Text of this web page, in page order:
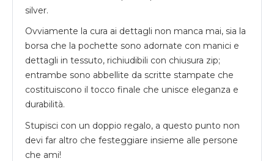
silver.
Ovviamente la cura ai dettagli non manca mai, sia la
borsa che la pochette sono adornate con manici e
dettagli in tessuto, richiudibili con chiusura zip;
entrambe sono abbellite da scritte stampate che
costituiscono il tocco finale che unisce eleganza e
durabilità.
Stupisci con un doppio regalo, a questo punto non
devi far altro che festeggiare insieme alle persone
che ami!